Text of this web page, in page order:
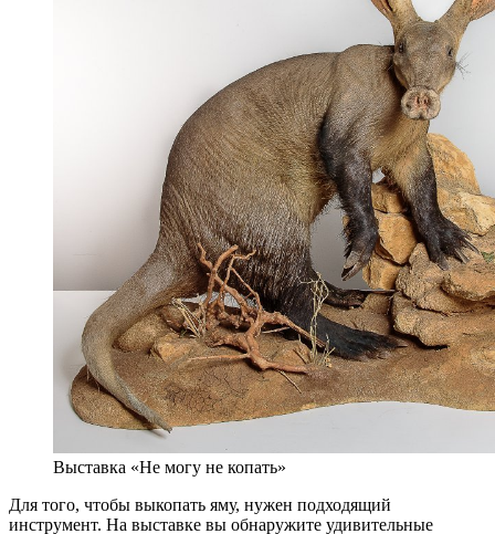
Выставка «Не могу не копать»
Для того, чтобы выкопать яму, нужен подходящий
инструмент. На выставке вы обнаружите удивительные